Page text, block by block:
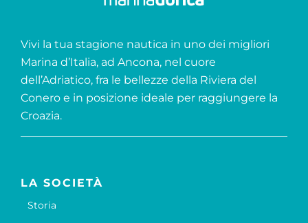
Vivi la tua stagione nautica in uno dei migliori
Marina d’Italia, ad Ancona, nel cuore
dell’Adriatico, fra le bellezze della Riviera del
Conero e in posizione ideale per raggiungere la
Croazia.
LA SOCIETÀ
Storia